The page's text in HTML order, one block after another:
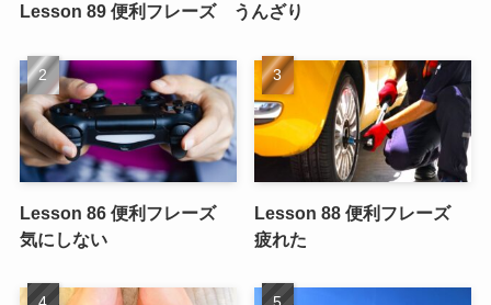
Lesson 89 便利フレーズ うんざり
Lesson 86 便利フレーズ
気にしない
Lesson 88 便利フレーズ
疲れた